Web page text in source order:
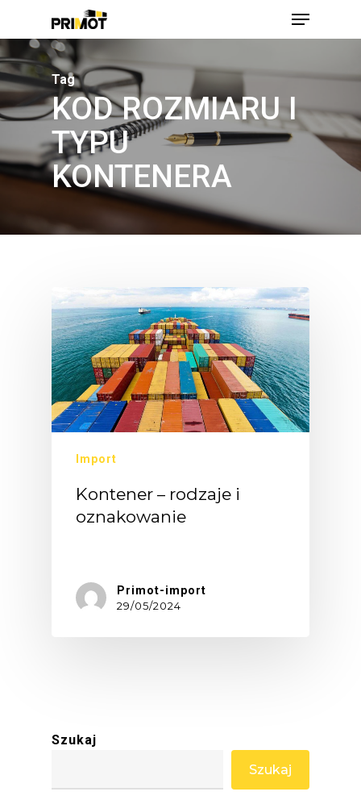
main
content
Menu
Tag
KOD ROZMIARU I
TYPU
KONTENERA
Import
Kontener – rodzaje i
oznakowanie
Primot-import
29/05/2024
Szukaj
Szukaj